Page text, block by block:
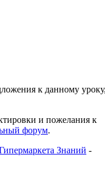
к данному
и пожелания к
форум.
Знаний -